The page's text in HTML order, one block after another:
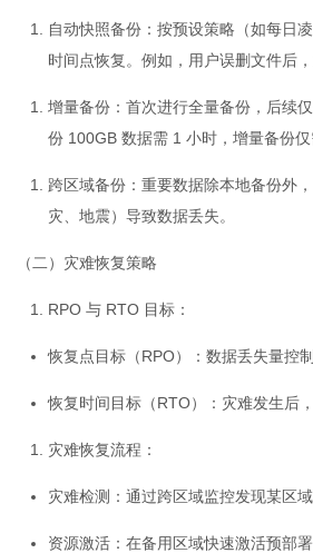
自动快照备份 ：按预设策略（如每日
时间点恢复。例如，用户误删文件后
增量备份 ：首次进行全量备份，后续
份 100GB 数据需 1 小时，增量备份
跨区域备份 ：重要数据除本地备份外
灾、地震）导致数据丢失。
（二）灾难恢复策略
RPO 与 RTO 目标 ：
恢复点目标（RPO）：数据丢失量控
恢复时间目标（RTO）：灾难发生后
灾难恢复流程 ：
灾难检测：通过跨区域监控发现某区
资源激活：在备用区域快速激活预部